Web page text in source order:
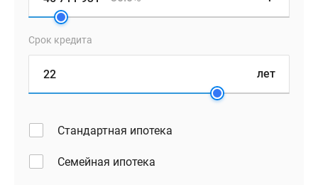
рассрочку.
Срок кредита
лет
Стандартная ипотека
Семейная ипотека